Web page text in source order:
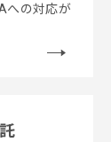
への対応が